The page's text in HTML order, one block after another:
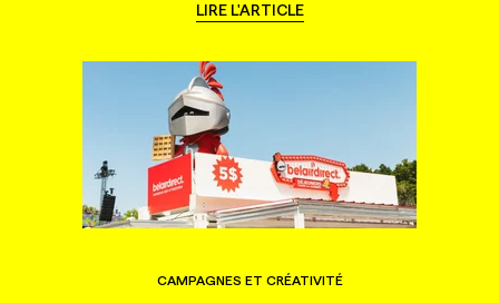
LIRE L'ARTICLE
CAMPAGNES ET CRÉATIVITÉ